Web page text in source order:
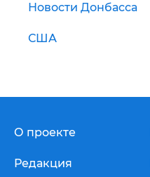
Новости Донбасса
США
О проекте
Редакция